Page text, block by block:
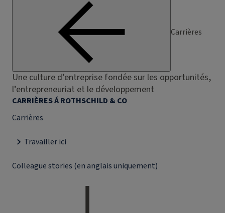
Carrières
Une culture d’entreprise fondée sur les opportunités,
l’entrepreneuriat et le développement
CARRIÈRES Á ROTHSCHILD & CO
Carrières
Travailler ici
Colleague stories (en anglais uniquement)